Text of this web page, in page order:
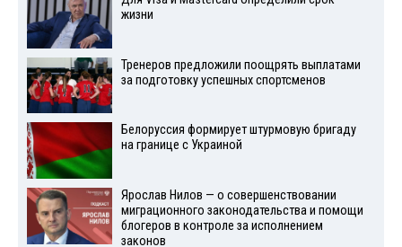
жизни
Тренеров предложили поощрять выплатами
за подготовку успешных спортсменов
Белоруссия формирует штурмовую бригаду
на границе с Украиной
Ярослав Нилов — о совершенствовании
миграционного законодательства и помощи
блогеров в контроле за исполнением
законов